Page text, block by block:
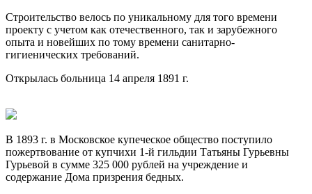
Строительство велось по уникальному для того времени
проекту с учетом как отечественного, так и зарубежного
опыта и новейших по тому времени санитарно-
гигиенических требований.
Открылась больница 14 апреля 1891 г.
В 1893 г. в Московское купеческое общество поступило
пожертвование от купчихи 1-й гильдии Татьяны Гурьевны
Гурьевой в сумме 325 000 рублей на учреждение и
содержание Дома призрения бедных.